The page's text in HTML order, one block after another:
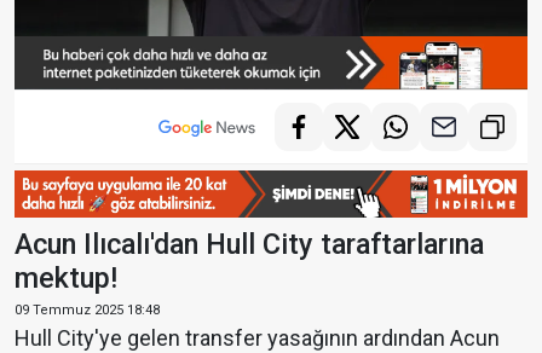
Acun Ilıcalı'dan Hull City taraftarlarına
mektup!
09 Temmuz 2025 18:48
Hull City'ye gelen transfer yasağının ardından Acun